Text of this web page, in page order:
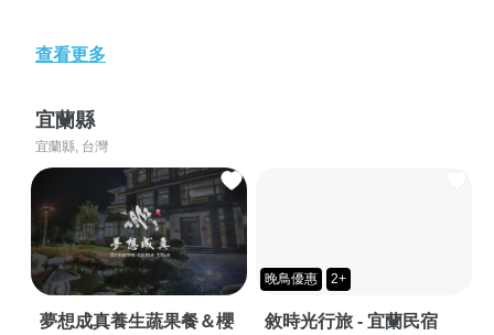
查看更多
宜蘭縣
宜蘭縣, 台灣
夢想成真養生蔬果餐＆櫻
晚鳥優惠 2+
敘時光行旅 - 宜蘭民宿